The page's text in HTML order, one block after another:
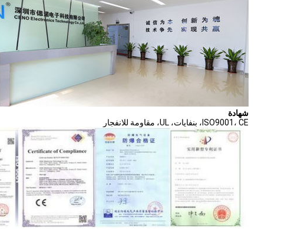
شهادة
ISO9001، CE، بنفايات، UL، مقاومة للانفجار